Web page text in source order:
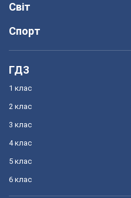
Світ
Спорт
ГДЗ
1 клас
2 клас
3 клас
4 клас
5 клас
6 клас